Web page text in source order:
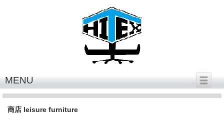
MENU
leisure furniture
商店 leisure furniture